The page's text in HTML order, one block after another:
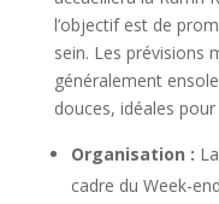
l’objectif est de
sein. Les prévisions
généralement
douces, idéales
Organisation :
cadre du Week-